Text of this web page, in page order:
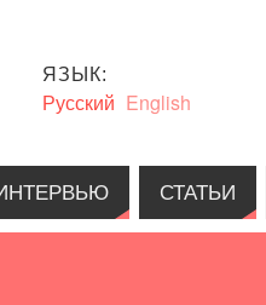
ЯЗЫК:
Русский English
СТАТЬИ